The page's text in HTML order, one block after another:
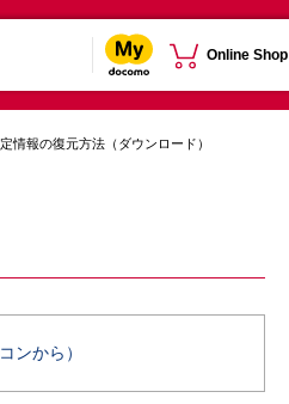
Online Shop
情報の復元方法（ダウンロード）
ンから）